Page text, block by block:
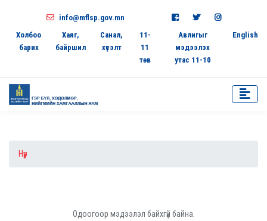
info@mflsp.gov.mn
Холбоо
барих
Хаяг,
байршил
Санал,
хүсэлт
11-
11
төв
Авлигыг
мэдээлэх
утас 11-10
English
Нүүр
Одоогоор мэдээлэл байхгүй байна.